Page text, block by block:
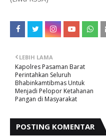
LEBIH LAMA
Kapolres Pasaman Barat
Perintahkan Seluruh
Bhabinkamtibmas Untuk
Menjadi Pelopor Ketahanan
Pangan di Masyarakat
POSTING KOMENTAR